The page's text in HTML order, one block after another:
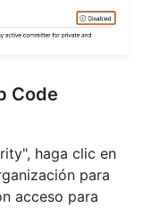
Code
haga clic en
para
acceso para